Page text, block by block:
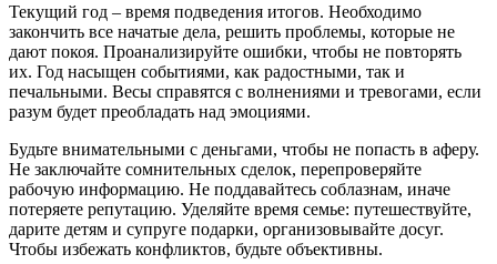
Текущий год – время подведения итогов. Необходимо
закончить все начатые дела, решить проблемы, которые не
дают покоя. Проанализируйте ошибки, чтобы не повторять
их. Год насыщен событиями, как радостными, так и
печальными. Весы справятся с волнениями и тревогами, если
разум будет преобладать над эмоциями.
Будьте внимательными с деньгами, чтобы не попасть в аферу.
Не заключайте сомнительных сделок, перепроверяйте
рабочую информацию. Не поддавайтесь соблазнам, иначе
потеряете репутацию. Уделяйте время семье: путешествуйте,
дарите детям и супруге подарки, организовывайте досуг.
Чтобы избежать конфликтов, будьте объективны.